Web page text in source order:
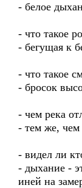
- белое
- что такое
- бегущая к
- что такое
- бросок
- чем река
- тем же, чем
- видел ли
- дыхание -
иней на